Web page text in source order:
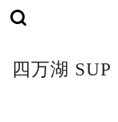
四万湖